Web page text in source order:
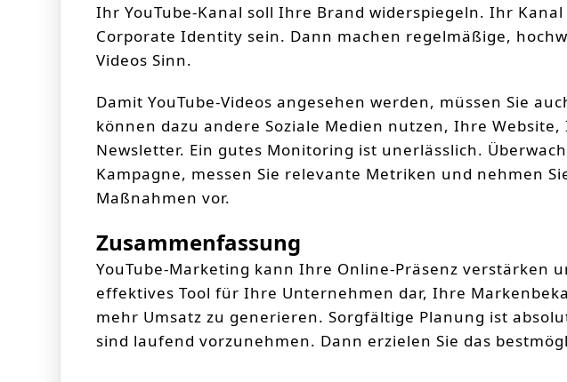
Ihr YouTube-Kanal soll Ihre Brand widerspiegeln. Ihr
Corporate Identity sein. Dann machen regelmäßige,
Videos Sinn.
Damit YouTube-Videos angesehen werden, müssen Sie
können dazu andere Soziale Medien nutzen, Ihre
Newsletter. Ein gutes Monitoring ist unerlässlich.
Kampagne, messen Sie relevante Metriken und nehmen
Maßnahmen vor.
Zusammenfassung
YouTube-Marketing kann Ihre Online-Präsenz verstärken
effektives Tool für Ihre Unternehmen dar, Ihre
mehr Umsatz zu generieren. Sorgfältige Planung ist
sind laufend vorzunehmen. Dann erzielen Sie das